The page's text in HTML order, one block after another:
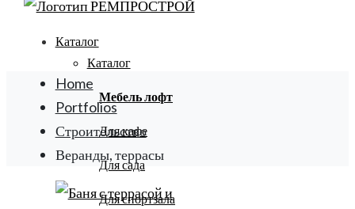
Каталог
Каталог
Мебель лофт
Для кафе
Для сада
Для спортзала
Home
Portfolios
Строительство
Веранды, террасы